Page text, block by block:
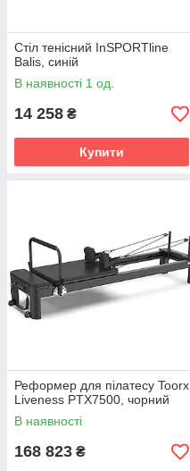
Стіл тенісний InSPORTline
Balis, синій
В наявності 1 од.
14 258 ₴
Купити
Реформер для пілатесу Toorx
Liveness PTX7500, чорний
В наявності
168 823 ₴